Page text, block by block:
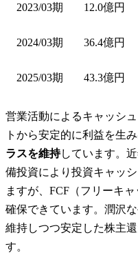
2023/03期 12.0億円
2024/03期 36.4億円
2025/03期 43.3億円
営業活動によるキャッシ
トから安定的に利益を生
ラスを維持しています。
備投資により投資キャッ
ますが、FCF（フリーキ
確保できています。潤沢
維持しつつ安定した株主
す。